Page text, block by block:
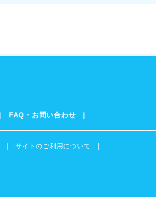
FAQ・お問い合わせ
サイトのご利用について